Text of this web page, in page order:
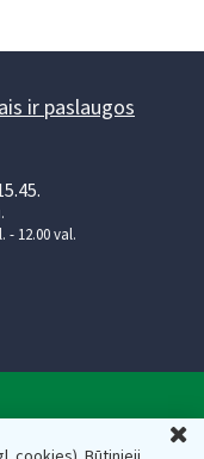
ir paslaugos
- 12.00 val.